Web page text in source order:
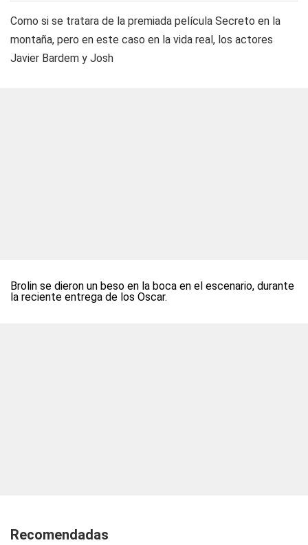
Como si se tratara de la premiada película Secreto en la
montaña, pero en este caso en la vida real, los actores
Javier Bardem y Josh
Brolin se dieron un beso en la boca en el escenario, durante
la reciente entrega de los Oscar.
Recomendadas